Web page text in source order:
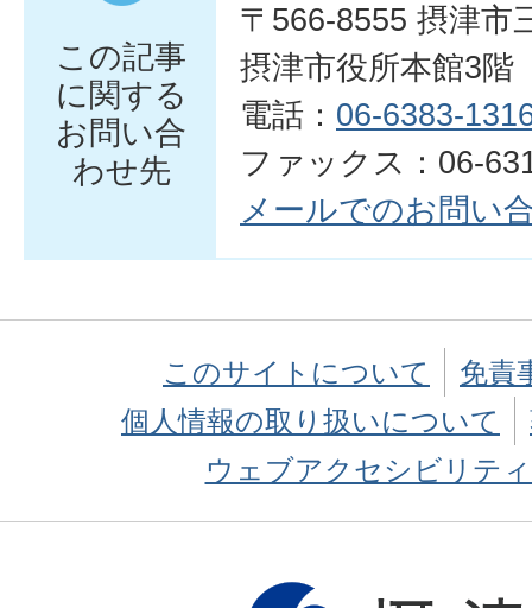
この記事
に関する
お問い合
わせ先
〒566-8555 摂津市
摂津市役所本館3階
電話： 06-6383-
ファックス：06-
メールでのお問い
このサイトについて
免責
個人情報の取り扱いについて
ウェブアクセシビリテ